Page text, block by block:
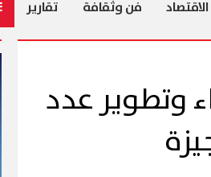
الاقتصاد فن وثقافة تقارير
وتطوير عدد